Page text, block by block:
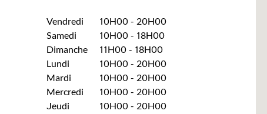
Jour de la semaineHeures
Vendredi 10H00- 20H00
Samedi
10H00- 18H00
Dimanche
11H00- 18H00
Lundi
10H00- 20H00
Mardi
10H00- 20H00
Mercredi
10H00- 20H00
Jeudi
10H00- 20H00